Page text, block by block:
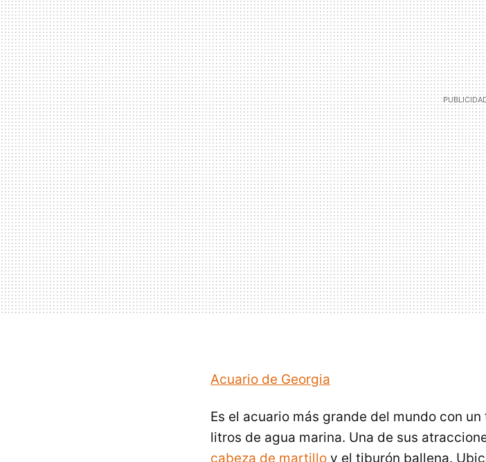
Acuario de Georgia
Es el acuario más grande del mundo con
litros de agua marina. Una de sus
cabeza de martillo y el tiburón ballena.